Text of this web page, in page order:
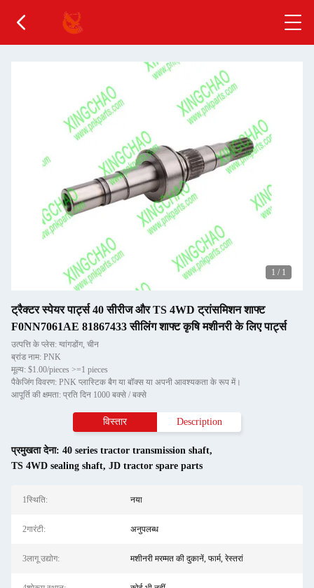
1 / 1
ट्रैक्टर स्पेयर पार्ट्स 40 सीरीज और TS 4WD ट्रांसमिशन शाफ्ट
F0NN7061AE 81867433 सीलिंग शाफ्ट कृषि मशीनरी के लिए पार्ट्स
उत्पत्ति के प्लेस: ग्वांगडोंग, चीन
ब्रांड नाम: PNK
मूल्य: $1.00/pieces >=1 pieces
पैकेजिंग विवरण: PNK प्लास्टिक बैग या बॉक्स या अपनी आवश्यकता के रूप में।
आपूर्ति की क्षमता: प्रति दिन 1000 बक्से / बक्से
विस्तार Description
प्रमुखता देना: 40 series tractor transmission shaft,
TS 4WD sealing shaft, JD tractor spare parts
1स्थि‍ति: नया
2गारंटी: अनुपलब्ध
3लागू उद्योग: मशीनरी मरम्मत की दुकानें, फार्म, रेस्तरां